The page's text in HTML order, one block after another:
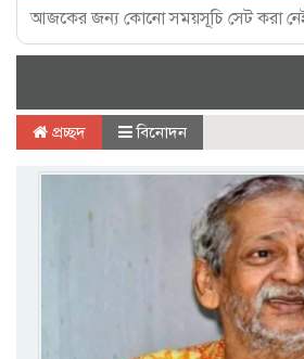
আজকের জন্য কোনো সময়সূচি সেট করা
প্রচ্ছদ বিনোদন